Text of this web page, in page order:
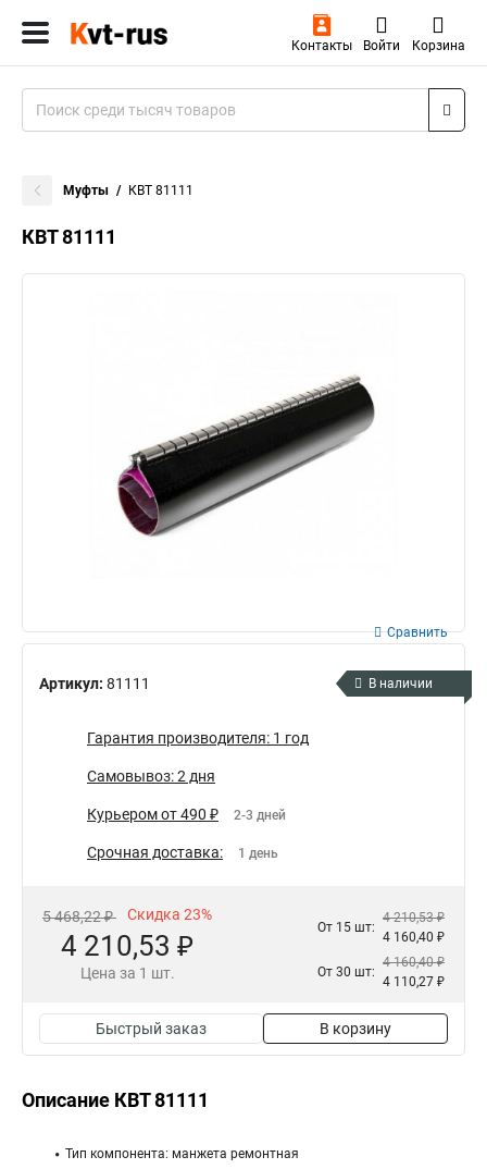
Контакты Войти Корзина
Муфты КВТ 81111
КВТ 81111
Артикул: 81111
Сравнить
В наличии
Гарантия производителя: 1 год
Самовывоз: 2 дня
Курьером от 490 ₽ 2-3 дней
Срочная доставка: 1 день
5 468,22 ₽ Скидка 23%
4 210,53 ₽
Цена за 1 шт.
От 15 шт:
4 210,53 ₽
4 160,40 ₽
От 30 шт:
4 160,40 ₽
4 110,27 ₽
Быстрый заказ В корзину
Описание КВТ 81111
Тип компонента: манжета ремонтная